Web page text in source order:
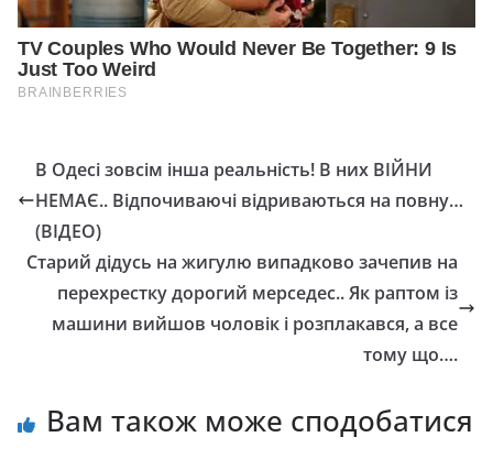
В Одесі зовсім інша реальність! В них ВІЙНИ
НЕМАЄ.. Відпочиваючі відриваються на повну…
(ВІДЕО)
Старий дідусь на жигулю випадково зачепив на
перехрестку дорогий мерседес.. Як раптом із
машини вийшов чоловік і розплакався, а все
тому що….
Вам також може сподобатися